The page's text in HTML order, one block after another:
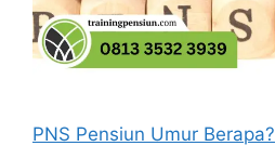
PNS Pensiun Umur Berapa?